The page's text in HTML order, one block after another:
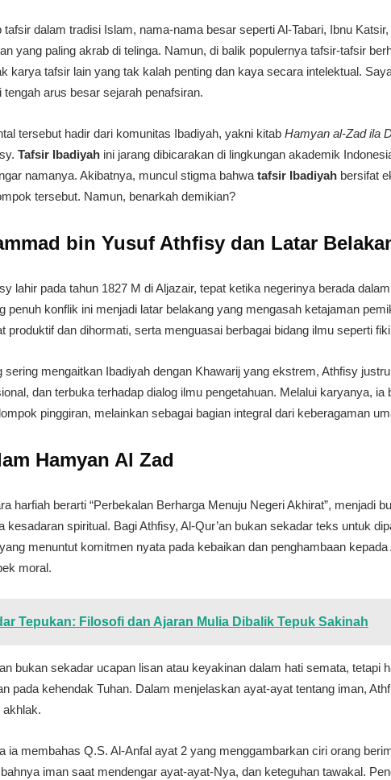
dalam tradisi Islam, nama-nama besar seperti Al-Tabari, Ibnu
yang paling akrab di telinga. Namun, di balik populernya tafsir-tafsir
karya tafsir lain yang tak kalah penting dan kaya secara intelektual.
arus besar sejarah penafsiran.
tersebut hadir dari komunitas Ibadiyah, yakni kitab Hamyan al-Zad ila
Tafsir Ibadiyah ini jarang dibicarakan di lingkungan akademik
namanya. Akibatnya, muncul stigma bahwa tafsir Ibadiyah bersifat
tersebut. Namun, benarkah demikian?
bin Yusuf Athfisy dan Latar
lahir pada tahun 1827 M di Aljazair, tepat ketika negerinya berada
penuh konflik ini menjadi latar belakang yang mengasah ketajaman
produktif dan dihormati, serta menguasai berbagai bidang ilmu seperti
sering mengaitkan Ibadiyah dengan Khawarij yang ekstrem, Athfisy
dan terbuka terhadap dialog ilmu pengetahuan. Melalui karyanya,
pinggiran, melainkan sebagai bagian integral dari keberagaman
Hamyan Al Zad
harfiah berarti “Perbekalan Berharga Menuju Negeri Akhirat”, menjadi
kesadaran spiritual. Bagi Athfisy, Al-Qur’an bukan sekadar teks untuk
menuntut komitmen nyata pada kebaikan dan penghambaan
moral.
Tepukan: Filosofi dan Ajaran Mulia Dibalik Tepuk Sakinah
bukan sekadar ucapan lisan atau keyakinan dalam hati semata, tetapi
pada kehendak Tuhan. Dalam menjelaskan ayat-ayat tentang iman,
akhlak.
ia membahas Q.S. Al-Anfal ayat 2 yang menggambarkan ciri orang
iman saat mendengar ayat-ayat-Nya, dan keteguhan tawakal.